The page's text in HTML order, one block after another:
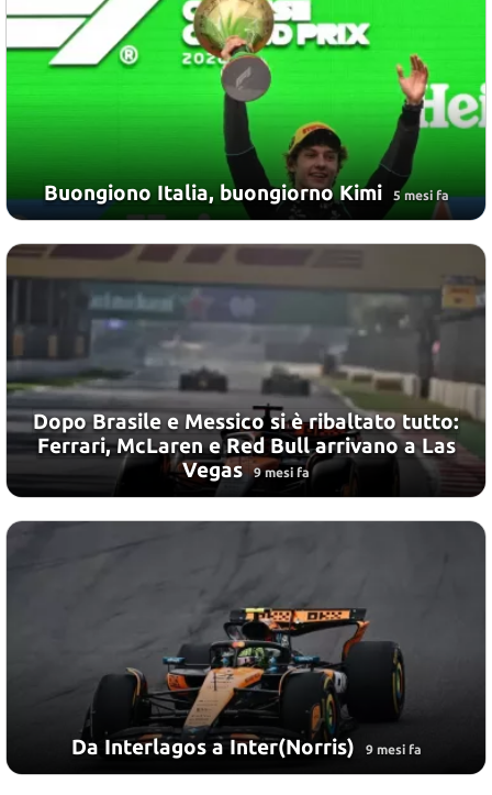
Buongiono Italia, buongiorno Kimi 5 mesi fa
Dopo Brasile e Messico si è ribaltato tutto:
Ferrari, McLaren e Red Bull arrivano a Las
Vegas 9 mesi fa
Da Interlagos a Inter(Norris) 9 mesi fa